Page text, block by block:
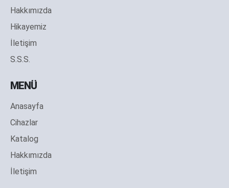
Hakkımızda
Hikayemiz
İletişim
S.S.S.
MENÜ
Anasayfa
Cihazlar
Katalog
Hakkımızda
İletişim